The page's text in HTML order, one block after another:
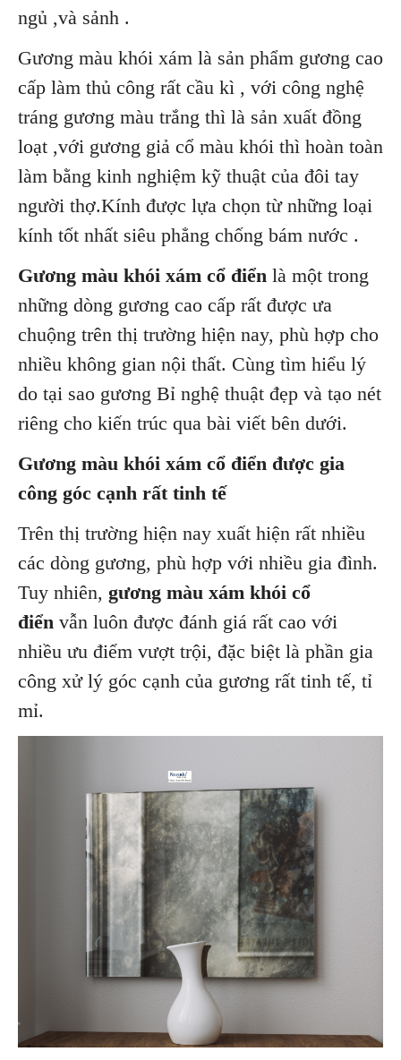
ngủ ,và sảnh .
Gương màu khói xám là sản phẩm gương cao
cấp làm thủ công rất cầu kì , với công nghệ
tráng gương màu trắng thì là sản xuất đồng
loạt ,với gương giả cổ màu khói thì hoàn toàn
làm bằng kinh nghiệm kỹ thuật của đôi tay
người thợ.Kính được lựa chọn từ những loại
kính tốt nhất siêu phẳng chống bám nước .
Gương màu khói xám cổ điển là một trong
những dòng gương cao cấp rất được ưa
chuộng trên thị trường hiện nay, phù hợp cho
nhiều không gian nội thất. Cùng tìm hiểu lý
do tại sao gương Bỉ nghệ thuật đẹp và tạo nét
riêng cho kiến trúc qua bài viết bên dưới.
Gương màu khói xám cổ điển được gia
công góc cạnh rất tinh tế
Trên thị trường hiện nay xuất hiện rất nhiều
các dòng gương, phù hợp với nhiều gia đình.
Tuy nhiên, gương màu xám khói cổ
điển vẫn luôn được đánh giá rất cao với
nhiều ưu điểm vượt trội, đặc biệt là phần gia
công xử lý góc cạnh của gương rất tinh tế, tỉ
mỉ.